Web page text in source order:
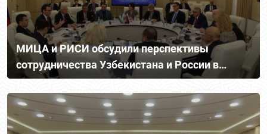
МИЦА и РИСИ обсудили перспективы
сотрудничества Узбекистана и России в
Центральной Азии